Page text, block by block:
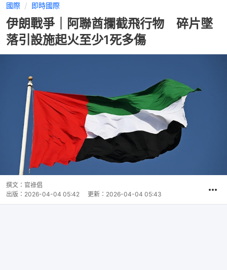
國際 即時國際
伊朗戰爭｜阿聯酋攔截飛行物 碎片墜
落引設施起火至少1死多傷
撰文： 官祿倡
出版： 2026-04-04 05:42 更新： 2026-04-04 05:43